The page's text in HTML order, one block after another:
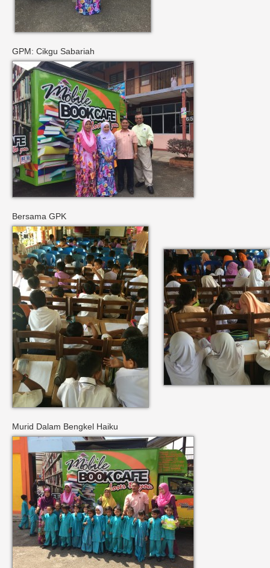
GPM: Cikgu Sabariah
Bersama GPK
Murid Dalam Bengkel Haiku